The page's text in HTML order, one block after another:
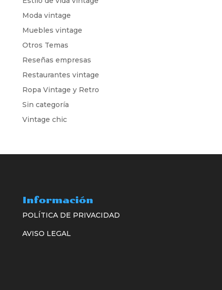
Moda vintage
Muebles vintage
Otros Temas
Reseñas empresas
Restaurantes vintage
Ropa Vintage y Retro
Sin categoría
Vintage chic
Información
POLÍTICA DE PRIVACIDAD
AVISO LEGAL